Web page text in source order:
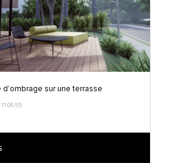
d'ombrage sur une terrasse